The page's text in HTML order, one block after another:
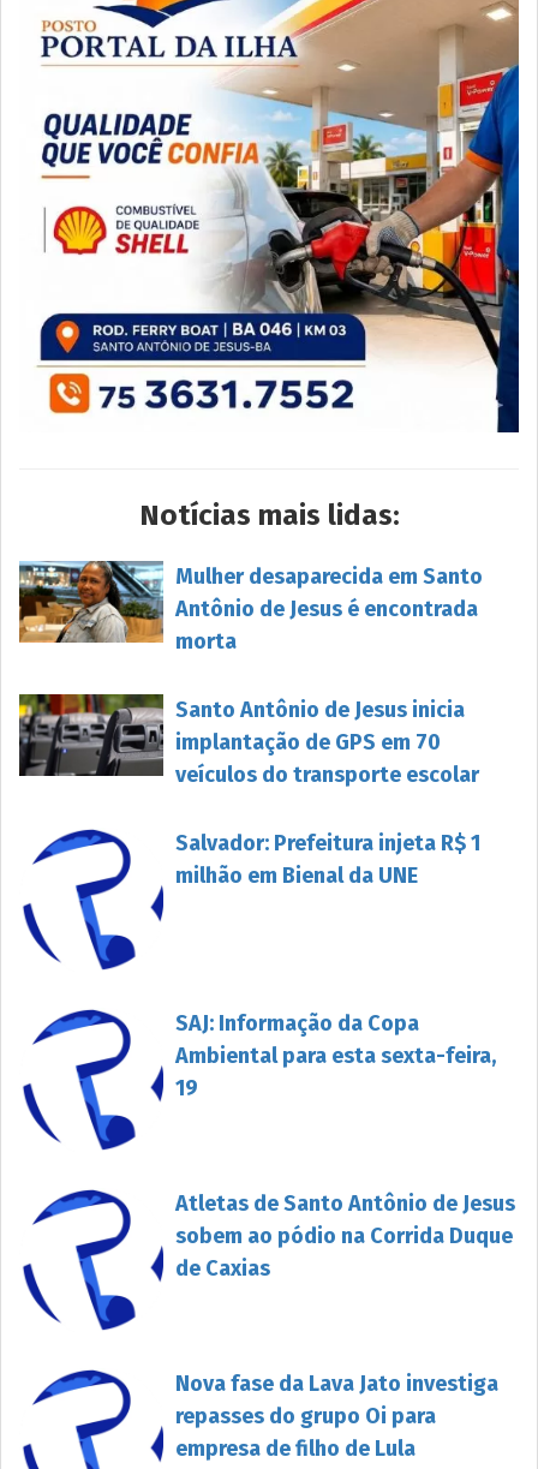
Notícias mais lidas:
Mulher desaparecida em Santo
Antônio de Jesus é encontrada
morta
Santo Antônio de Jesus inicia
implantação de GPS em 70
veículos do transporte escolar
Salvador: Prefeitura injeta R$ 1
milhão em Bienal da UNE
SAJ: Informação da Copa
Ambiental para esta sexta-feira,
19
Atletas de Santo Antônio de Jesus
sobem ao pódio na Corrida Duque
de Caxias
Nova fase da Lava Jato investiga
repasses do grupo Oi para
empresa de filho de Lula